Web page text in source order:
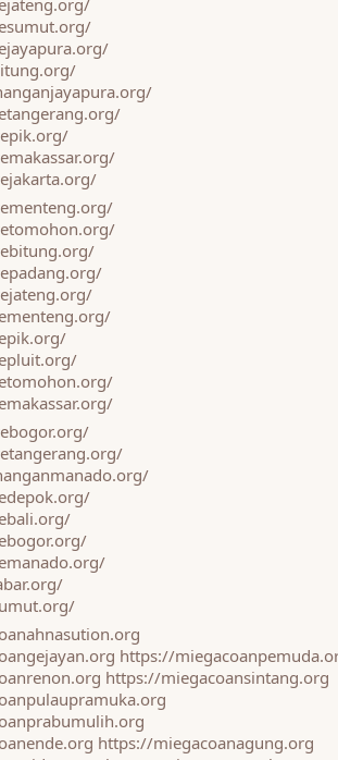
https://
https://miegacoansintang.org
https://miegacoanagung.org